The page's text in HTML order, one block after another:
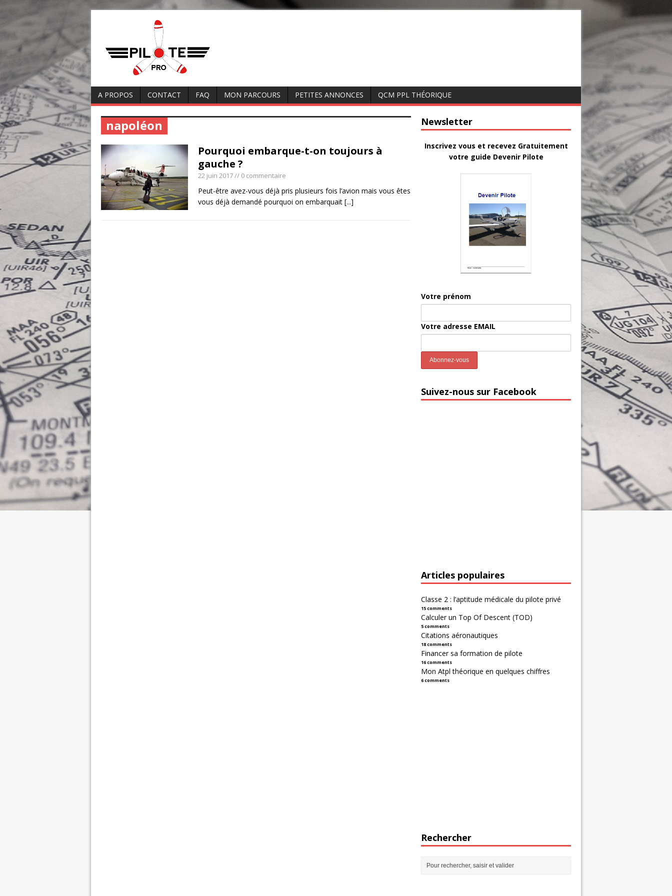
A PROPOS CONTACT FAQ MON PARCOURS PETITES ANNONCES QCM PPL THÉORIQUE
napoléon
Pourquoi embarque-t-on toujours à
gauche ?
22 juin 2017// 0 commentaire
Peut-être avez-vous déjà pris plusieurs fois l’avion mais vous êtes
vous déjà demandé pourquoi on embarquait [...]
Newsletter
Inscrivez vous et recevez Gratuitement
votre guide Devenir Pilote
Votre prénom
Votre adresse EMAIL
Suivez-nous sur Facebook
Articles populaires
Classe 2 : l’aptitude médicale du pilote privé
15 comments
Calculer un Top Of Descent (TOD)
5 comments
Citations aéronautiques
18 comments
Financer sa formation de pilote
16 comments
Mon Atpl théorique en quelques chiffres
6 comments
Rechercher